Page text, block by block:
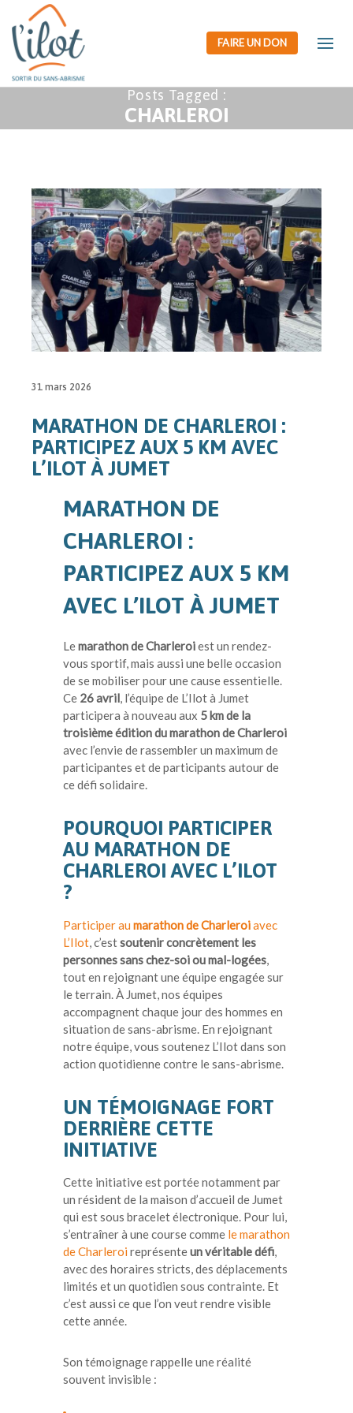
Posts Tagged :
CHARLEROI
31 mars 2026
MARATHON DE CHARLEROI :
PARTICIPEZ AUX 5 KM AVEC
L’ILOT À JUMET
MARATHON DE
CHARLEROI :
PARTICIPEZ AUX 5 KM
AVEC L’ILOT À JUMET
Lemarathon de Charleroiest un rendez-
vous sportif, mais aussi une belle occasion
de se mobiliser pour une cause essentielle.
Ce 26 avril, l’équipe de L’Ilot à Jumet
participera à nouveau aux 5 km de la
troisième édition du marathon de Charleroi
avec l’envie de rassembler un maximum de
participantes et de participants autour de
ce défi solidaire.
POURQUOI PARTICIPER
AU MARATHON DE
CHARLEROI AVEC L’ILOT
?
Participer au marathon de Charleroiavec
L’Ilot, c’estsoutenir concrètement les
personnes sans chez-soi ou mal-logées,
tout en rejoignant une équipe engagée sur
le terrain. À Jumet, nos équipes
accompagnent chaque jour des hommes en
situation de sans-abrisme. En rejoignant
notre équipe, vous soutenez L’Ilot dans son
action quotidienne contre le sans-abrisme.
UN TÉMOIGNAGE FORT
DERRIÈRE CETTE
INITIATIVE
Cette initiative est portée notamment par
un résident de la maison d’accueil de Jumet
qui est sous bracelet électronique. Pour lui,
s’entraîner à une course comme le marathon
de Charleroi représenteun véritable défi,
avec des horaires stricts, des déplacements
limités et un quotidien sous contrainte. Et
c’est aussi ce que l’on veut rendre visible
cette année.
Son témoignage rappelle une réalité
souvent invisible :
FAIRE UN DON